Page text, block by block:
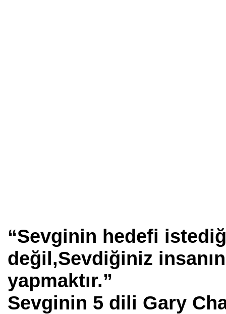
“Sevginin hedefi
değil,Sevdiğiniz
yapmaktır.”
Sevginin 5 dili Gary